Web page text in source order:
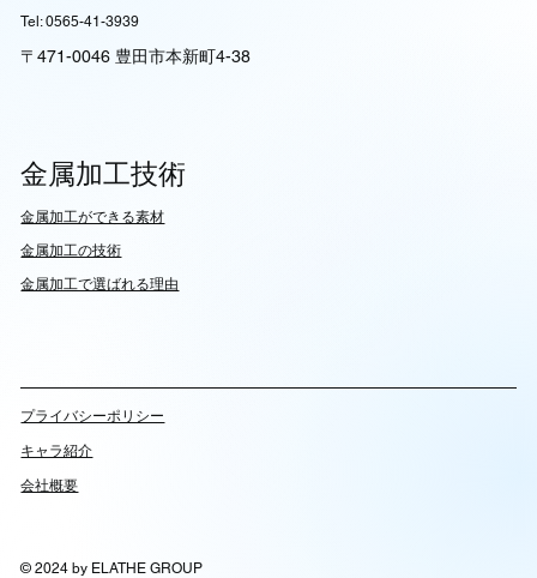
Tel: 0565-41-3939
〒471-0046 豊田市本新町4-38
金属加工技術
​金属加工ができる素材
​金属加工の技術
金属加工で選ばれる理由
© 2024 by ELATHE GROUP
​プライバシーポリシー
キャラ紹介
会社概要